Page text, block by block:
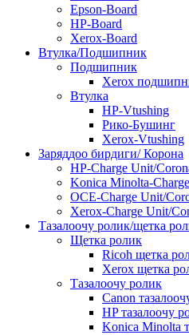
Epson-Board
HP-Board
Xerox-Board
Втулка/Подшипник
Подшипник
Xerox
Втулка
HP-Vtushing
Рико-Бушинг
Xerox-Vtushing
Заряддоо бирдиги/ Корона
HP-Charge Unit/
Konica Minolta-
OCE-Charge Unit/
Xerox-Charge Unit/
Тазалоочу ролик/щетка
Щетка ролик
Ricoh щетка
Xerox щетка
Тазалоочу ролик
Canon
HP тазалоочу
Konica Minolta